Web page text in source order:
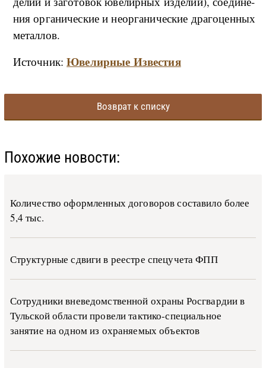
ния ор­га­ни­че­ские и не­ор­га­ни­че­ские дра­го­цен­ных
ме­тал­лов.
Источник:Ювелирные Известия
Возврат к списку
Похожие новости:
Количество оформленных договоров составило более
5,4 тыс.
Структурные сдвиги в реестре спецучета ФПП
Сотрудники вневедомственной охраны Росгвардии в
Тульской области провели тактико-специальное
занятие на одном из охраняемых объектов